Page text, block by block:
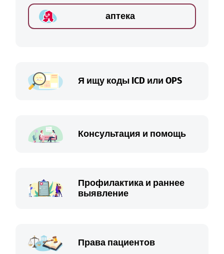
аптека
Я ищу коды ICD или OPS
Консультация и помощь
Профилактика и раннее
выявление
Права пациентов